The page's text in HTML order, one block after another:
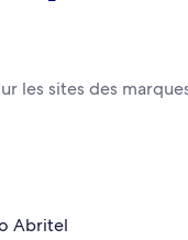
les sites des